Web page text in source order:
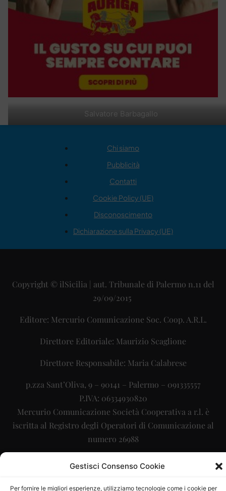
Gestisci Consenso Cookie
Per fornire le migliori esperienze, utilizziamo tecnologie come i cookie per
Salvatore Barbagallo
Chi siamo
Pubblicità
Contatti
Cookie Policy (UE)
Disconoscimento
Dichiarazione sulla Privacy (UE)
Copyright © ilSicilia | aut. Tribunale di Palermo n.11 del
29/09/2015
Editore: Mercurio Comunicazione Soc. Coop. A.R.L.
Direttore Editoriale: Maurizio Scaglione
Direttore Responsabile: Maria Calabrese
p.zza Sant’Oliva, 9 – 90141 – Palermo – 091335557
P.IVA: 06334930820
Mercurio Comunicazione Società Cooperativa a r.l. è
iscritta al Registro degli Operatori di Comunicazione al
numero 26988
La Digitale srl info@ladigitale.it